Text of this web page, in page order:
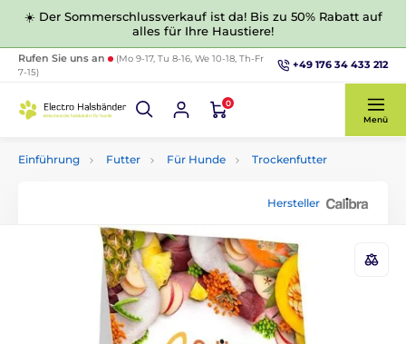
☀️ Der Sommerschlussverkauf ist da! Bis zu 50% Rabatt auf
alles für Ihre Haustiere!
Rufen Sie uns an
(Mo 9-17, Tu 8-16, We 10-18, Th-Fr
7-15)
+49 176 34 433 212
0
Menü
Einführung Futter Für Hunde Trockenfutter
Hersteller